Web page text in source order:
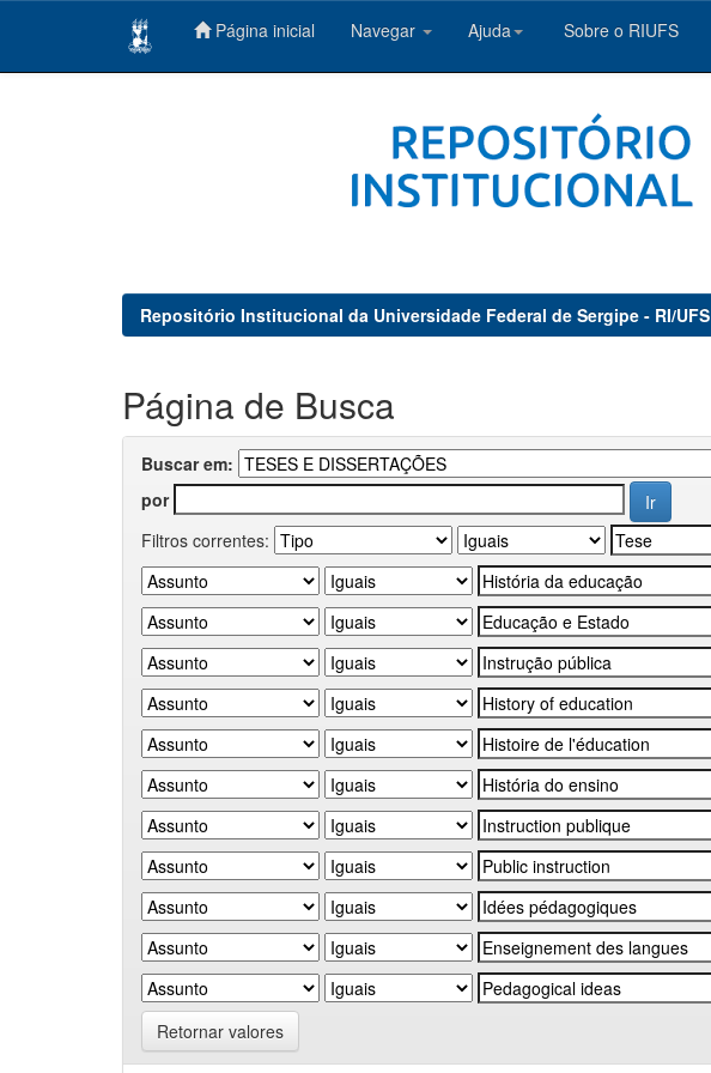
Página inicial Navegar Ajuda Sobre o RIUFS
Repositório Institucional da Universidade Federal de Sergipe - RI/UFS
Página de Busca
Buscar em:
por
Filtros correntes:
Retornar valores